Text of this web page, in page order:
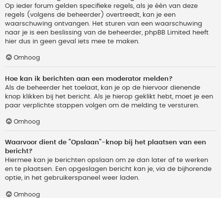
Op ieder forum gelden specifieke regels, als je één van deze
regels (volgens de beheerder) overtreedt, kan je een
waarschuwing ontvangen. Het sturen van een waarschuwing
naar je is een beslissing van de beheerder, phpBB Limited heeft
hier dus in geen geval iets mee te maken.
Omhoog
Hoe kan ik berichten aan een moderator melden?
Als de beheerder het toelaat, kan je op de hiervoor dienende
knop klikken bij het bericht. Als je hierop geklikt hebt, moet je een
paar verplichte stappen volgen om de melding te versturen.
Omhoog
Waarvoor dient de "Opslaan"-knop bij het plaatsen van een
bericht?
Hiermee kan je berichten opslaan om ze dan later af te werken
en te plaatsen. Een opgeslagen bericht kan je, via de bijhorende
optie, in het gebruikerspaneel weer laden.
Omhoog